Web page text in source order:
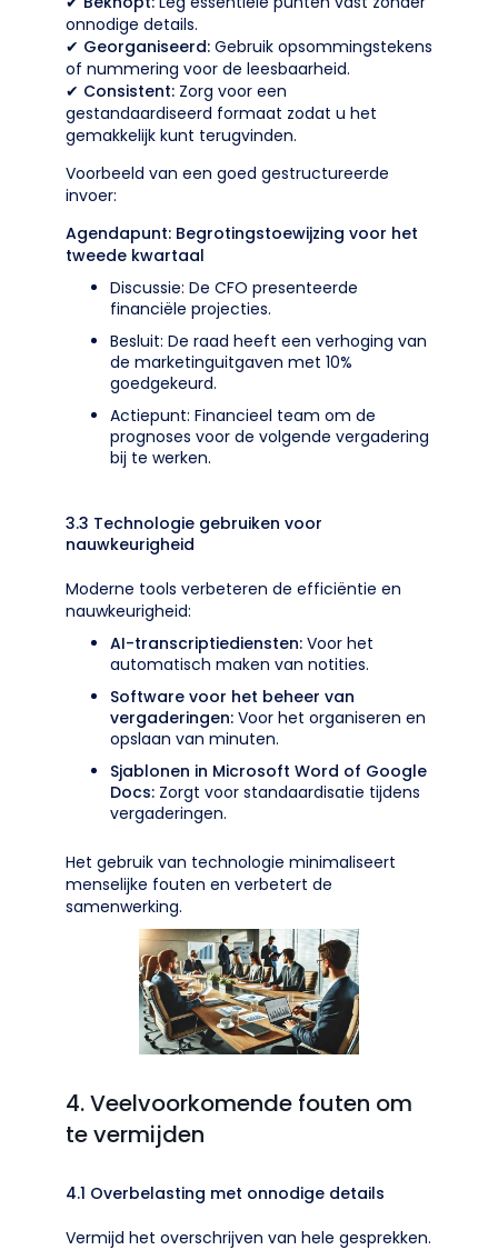
onnodige details.
✔ Georganiseerd: Gebruik opsommingstekens
of nummering voor de leesbaarheid.
✔ Consistent: Zorg voor een
gestandaardiseerd formaat zodat u het
gemakkelijk kunt terugvinden.
Voorbeeld van een goed gestructureerde
invoer:
Agendapunt: Begrotingstoewijzing voor het
tweede kwartaal
Discussie: De CFO presenteerde
financiële projecties.
Besluit: De raad heeft een verhoging van
de marketinguitgaven met 10%
goedgekeurd.
Actiepunt: Financieel team om de
prognoses voor de volgende vergadering
bij te werken.
3.3 Technologie gebruiken voor
nauwkeurigheid
Moderne tools verbeteren de efficiëntie en
nauwkeurigheid:
AI-transcriptiediensten: Voor het
automatisch maken van notities.
Software voor het beheer van
vergaderingen: Voor het organiseren en
opslaan van minuten.
Sjablonen in Microsoft Word of Google
Docs: Zorgt voor standaardisatie tijdens
vergaderingen.
Het gebruik van technologie minimaliseert
menselijke fouten en verbetert de
samenwerking.
4. Veelvoorkomende fouten om
te vermijden
4.1 Overbelasting met onnodige details
Vermijd het overschrijven van hele gesprekken.